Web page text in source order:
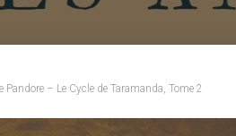
Pandore – Le Cycle de Taramanda, Tome 2